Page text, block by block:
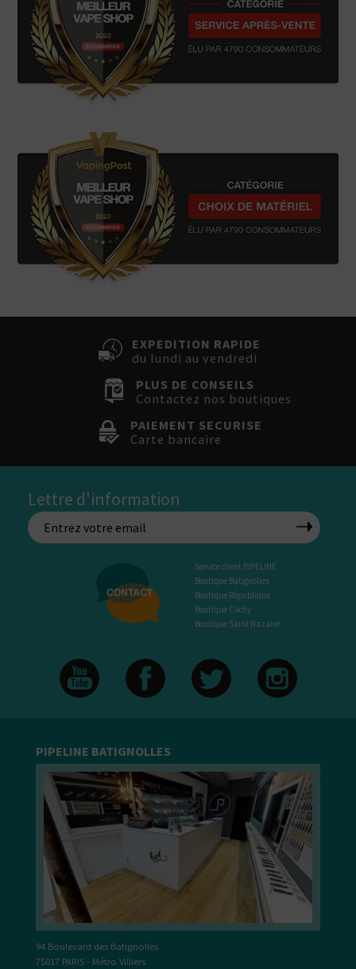
EXPEDITION RAPIDE
du lundi au vendredi
PLUS DE CONSEILS
Contactez nos boutiques
PAIEMENT SECURISE
Carte bancaire
Lettre d'information
Service client PIPELINE
Boutique Batignolles
Boutique République
Boutique Clichy
Boutique Saint Nazaire
PIPELINE BATIGNOLLES
94 Boulevard des Batignolles
75017 PARIS - Métro Villiers